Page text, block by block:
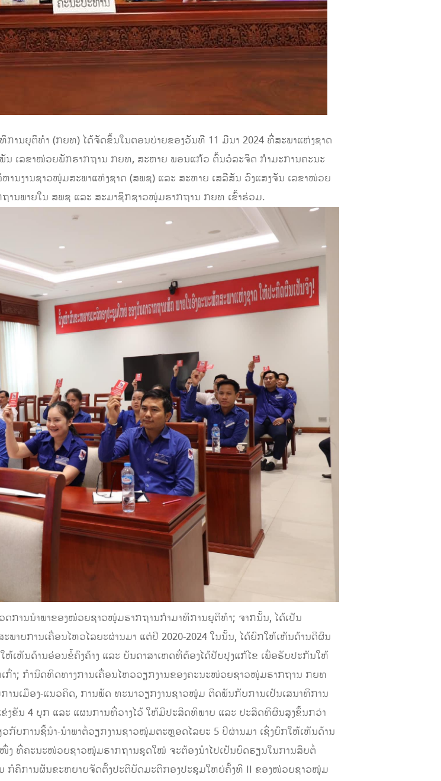
ນຍຸຕິທໍາ (ກຍທ) ໄດ້ຈັດຂຶ້ນໃນຕອນບ່າຍຂອງວັນທີ 11 ມີນາ 2024 ທີ່ສະພາແຫ່ງຊາດ
ນ ເລຂາໜ່ວຍພັກຮາກຖານ ກຍທ, ສະຫາຍ ພອນແກ້ວ ຕົ້ນວໍລະຈິດ ກຳມະການຄະນະ
ານງານຊາວໜຸ່ມສະພາແຫ່ງຊາດ (ສພຊ) ແລະ ສະຫາຍ ເສລີສັນ ວົງແສງຈັນ ເລຂາໜ່ວຍ
ນພາຍໃນ ສພຊ ແລະ ສະມາຊິກຊາວໜຸ່ມຮາກຖານ ກຍທ ເຂົ້າຮ່ວມ.
ດການນຳພາຂອງໜ່ວຍຊາວໜຸ່ມຮາກຖານກຳມາທິການຍຸຕິທໍາ; ຈາກນັ້ນ, ໄດ້ເປັນ
ພາບການເຄື່ອນໄຫວໄລຍະຜ່ານມາ ແຕ່ປີ 2020-2024 ໃນນັ້ນ, ໄດ້ຍົກໃຫ້ເຫັນດ້ານດີຜົນ
ຫັນດ້ານອ່ອນຂໍ້ຄົງຄ້າງ ແລະ ບັນດາສາເຫດທີ່ຕ້ອງໄດ້ປັບປຸງແກ້ໄຂ ເພື່ອຮັບປະກັນໃຫ້
າ; ກຳນົດທິດທາງການເຄື່ອນໄຫວວຽກງານຂອງຄະນະໜ່ວຍຊາວໜຸ່ມຮາກຖານ ກຍທ
ນເມືອງ-ແນວຄິດ, ການພັດ ທະນາວຽກງານຊາວໜຸ່ມ ຕິດພັນກັບການເປັນເສນາທິການ
ນ 4 ບຸກ ແລະ ແຜນການທີ່ວາງໄວ້ ໃຫ້ມີປະສິດທິພາບ ແລະ ປະສິດທິຜົນສູງຂຶ້ນກວ່າ
ບການຊີ້ນຳ-ນຳພາຕໍ່ວຽກງານຊາວໜຸ່ມຕະຫຼອດໄລຍະ 5 ປີຜ່ານມາ ເຊິ່ງຍົກໃຫ້ເຫັນດ້ານ
ງ ທີ່ຄະນະໜ່ວຍຊາວໜຸ່ມຮາກຖານຊຸດໃໝ່ ຈະຕ້ອງນຳໄປເປັນບົດຮຽນໃນການສືບຕໍ່
ກໍຄືການຜັນຂະຫຍາຍຈັດຕັ້ງປະຕິບັດມະຕິກອງປະຊຸມໃຫຍ່ຄັ້ງທີ II ຂອງໜ່ວຍຊາວໜຸ່ມ